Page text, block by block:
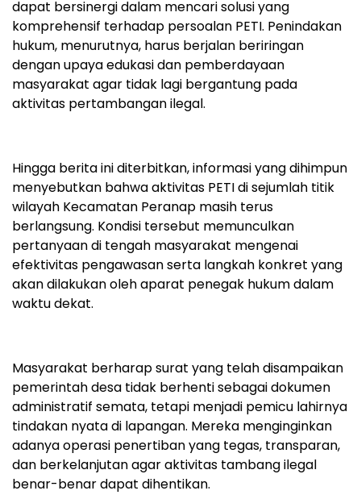
dapat bersinergi dalam mencari solusi yang
komprehensif terhadap persoalan PETI. Penindakan
hukum, menurutnya, harus berjalan beriringan
dengan upaya edukasi dan pemberdayaan
masyarakat agar tidak lagi bergantung pada
aktivitas pertambangan ilegal.
Hingga berita ini diterbitkan, informasi yang dihimpun
menyebutkan bahwa aktivitas PETI di sejumlah titik
wilayah Kecamatan Peranap masih terus
berlangsung. Kondisi tersebut memunculkan
pertanyaan di tengah masyarakat mengenai
efektivitas pengawasan serta langkah konkret yang
akan dilakukan oleh aparat penegak hukum dalam
waktu dekat.
Masyarakat berharap surat yang telah disampaikan
pemerintah desa tidak berhenti sebagai dokumen
administratif semata, tetapi menjadi pemicu lahirnya
tindakan nyata di lapangan. Mereka menginginkan
adanya operasi penertiban yang tegas, transparan,
dan berkelanjutan agar aktivitas tambang ilegal
benar-benar dapat dihentikan.